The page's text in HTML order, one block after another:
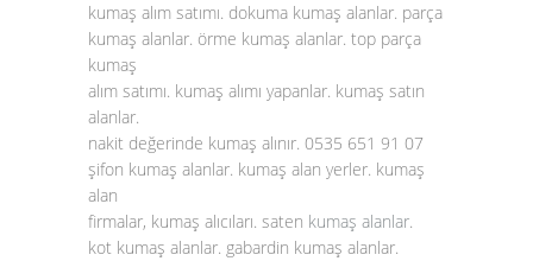
kumaş alım satımı. dokuma kumaş alanlar. parça
kumaş alanlar. örme kumaş alanlar. top parça
kumaş
alım satımı. kumaş alımı yapanlar. kumaş satın
alanlar.
nakit değerinde kumaş alınır. 0535 651 91 07
şifon kumaş alanlar. kumaş alan yerler. kumaş
alan
firmalar, kumaş alıcıları. saten kumaş alanlar.
kot kumaş alanlar. gabardin kumaş alanlar.